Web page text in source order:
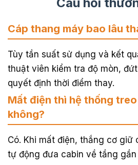
Cáp thang máy bao lâu
Tùy tần suất sử dụng và kết
thuật viên kiểm tra độ mòn,
quyết định thời điểm thay.
Mất điện thì hệ thống
không?
Có. Khi mất điện, thắng cơ giữ
tự động đưa cabin về tầng